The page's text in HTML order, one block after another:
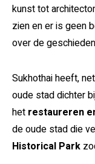
kunst tot
zien en er is geen
over de
Sukhothai heeft,
oude stad dichter
het restaureren
de oude stad die
Historical Park